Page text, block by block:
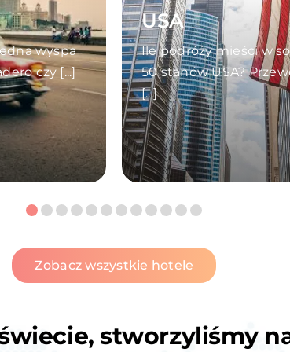
wyspa
czy [...]
USA
Ile podróży mieści w
50 stanów USA?
[...]
Zobacz wszystkie hotele
stworzyliśmy